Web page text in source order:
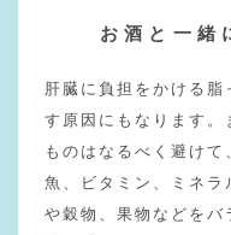
お酒と一緒
肝臓に負担をかける
す原因にもなります。
ものはなるべく避け
魚、ビタミン、ミネラ
や穀物、果物などをバ